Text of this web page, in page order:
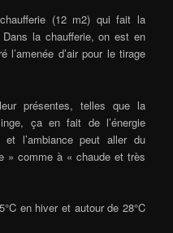
(12 m2) qui fait la
la chaufferie, on est en
l’amenée d’air pour le tirage
présentes, telles que la
ça en fait de l’énergie
l’ambiance peut aller du
» comme à « chaude et très
en hiver et autour de 28°C